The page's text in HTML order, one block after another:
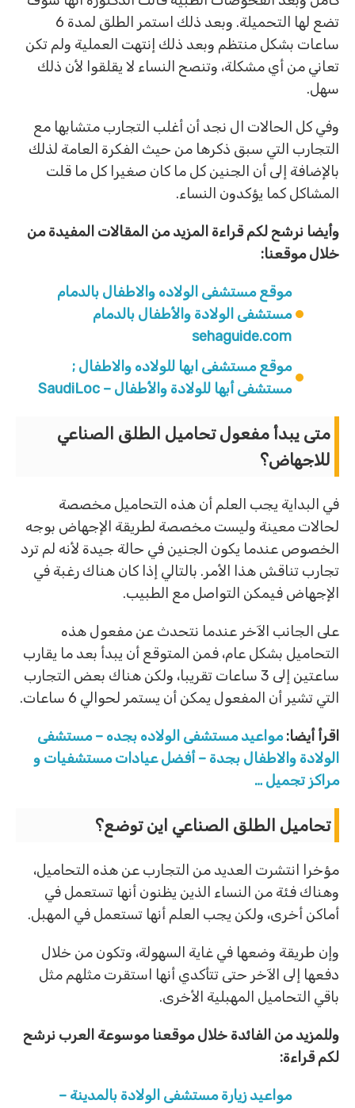
تضع لها التحميلة. وبعد ذلك استمر الطلق لمدة 6
ساعات بشكل منتظم وبعد ذلك إنتهت العملية ولم تكن
تعاني من أي مشكلة، وتنصح النساء لا يقلقوا لأن ذلك
سهل.
وفي كل الحالات ال نجد أن أغلب التجارب متشابها مع
التجارب التي سبق ذكرها من حيث الفكرة العامة لذلك
بالإضافة إلى أن الجنين كل ما كان صغيرا كل ما قلت
المشاكل كما يؤكدون النساء.
وأيضا نرشح لكم قراءة المزيد من المقالات المفيدة من
خلال موقعنا:
موقع مستشفى الولاده والاطفال بالدمام
مستشفى الولادة والأطفال بالدمام
sehaguide.com
موقع مستشفى ابها للولاده والاطفال ;
مستشفى أبها للولادة والأطفال – SaudiLoc
متى يبدأ مفعول تحاميل الطلق الصناعي
للاجهاض؟
في البداية يجب العلم أن هذه التحاميل مخصصة
لحالات معينة وليست مخصصة لطريقة الإجهاض بوجه
الخصوص عندما يكون الجنين في حالة جيدة لأنه لم ترد
تجارب تناقش هذا الأمر. بالتالي إذا كان هناك رغبة في
الإجهاض فيمكن التواصل مع الطبيب.
على الجانب الآخر عندما نتحدث عن مفعول هذه
التحاميل بشكل عام، فمن المتوقع أن يبدأ بعد ما يقارب
ساعتين إلى 3 ساعات تقريبا، ولكن هناك بعض التجارب
التي تشير أن المفعول يمكن أن يستمر لحوالي 6 ساعات.
اقرأ أيضا:مواعيد مستشفى الولاده بجده – مستشفى
الولادة والاطفال بجدة – أفضل عيادات مستشفيات و
مراكز تجميل …
تحاميل الطلق الصناعي اين توضع؟
مؤخرا انتشرت العديد من التجارب عن هذه التحاميل،
وهناك فئة من النساء الذين يظنون أنها تستعمل في
أماكن أخرى، ولكن يجب العلم أنها تستعمل في المهبل.
وإن طريقة وضعها في غاية السهولة، وتكون من خلال
دفعها إلى الآخر حتى تتأكدي أنها استقرت مثلهم مثل
باقي التحاميل المهبلية الأخرى.
وللمزيد من الفائدة خلال موقعنا موسوعة العرب نرشح
لكم قراءة:
مواعيد زيارة مستشفى الولادة بالمدينة –